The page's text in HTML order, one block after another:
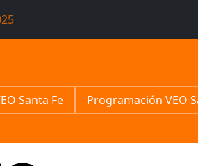
Santa Fe Programación VEO